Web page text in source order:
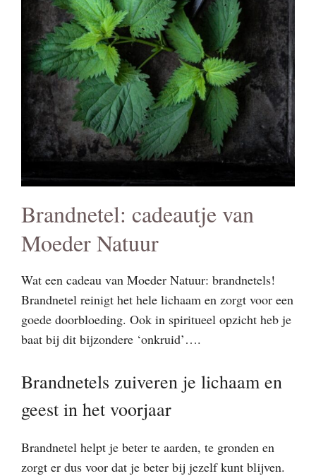
Brandnetel: cadeautje van
Moeder Natuur
Wat een cadeau van Moeder Natuur: brandnetels!
Brandnetel reinigt het hele lichaam en zorgt voor een
goede doorbloeding. Ook in spiritueel opzicht heb je
baat bij dit bijzondere ‘onkruid’….
Brandnetels zuiveren je lichaam en
geest in het voorjaar
Brandnetel helpt je beter te aarden, te gronden en
zorgt er dus voor dat je beter bij jezelf kunt blijven.